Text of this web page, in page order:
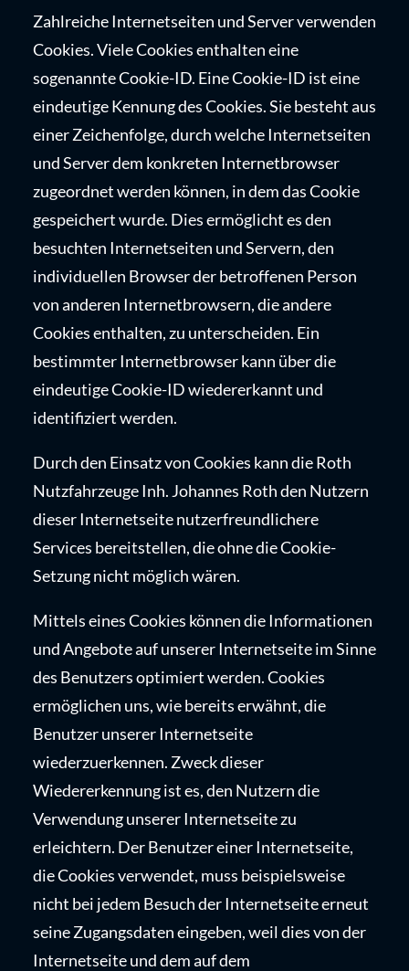
Zahlreiche Internetseiten und Server verwenden
Cookies. Viele Cookies enthalten eine
sogenannte Cookie-ID. Eine Cookie-ID ist eine
eindeutige Kennung des Cookies. Sie besteht aus
einer Zeichenfolge, durch welche Internetseiten
und Server dem konkreten Internetbrowser
zugeordnet werden können, in dem das Cookie
gespeichert wurde. Dies ermöglicht es den
besuchten Internetseiten und Servern, den
individuellen Browser der betroffenen Person
von anderen Internetbrowsern, die andere
Cookies enthalten, zu unterscheiden. Ein
bestimmter Internetbrowser kann über die
eindeutige Cookie-ID wiedererkannt und
identifiziert werden.
Durch den Einsatz von Cookies kann die Roth
Nutzfahrzeuge Inh. Johannes Roth den Nutzern
dieser Internetseite nutzerfreundlichere
Services bereitstellen, die ohne die Cookie-
Setzung nicht möglich wären.
Mittels eines Cookies können die Informationen
und Angebote auf unserer Internetseite im Sinne
des Benutzers optimiert werden. Cookies
ermöglichen uns, wie bereits erwähnt, die
Benutzer unserer Internetseite
wiederzuerkennen. Zweck dieser
Wiedererkennung ist es, den Nutzern die
Verwendung unserer Internetseite zu
erleichtern. Der Benutzer einer Internetseite,
die Cookies verwendet, muss beispielsweise
nicht bei jedem Besuch der Internetseite erneut
seine Zugangsdaten eingeben, weil dies von der
Internetseite und dem auf dem